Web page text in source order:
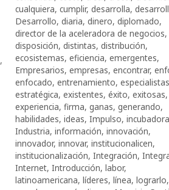
,
cualquiera, cumplir, desarrolla,
Desarrollo, diaria, dinero, diplomado,
director de la aceleradora de negocios,
disposición, distintas, distribución,
ecosistemas, eficiencia, emergentes,
Empresarios, empresas, encontrar,
enfocado, entrenamiento, especialistas
estratégica, existentes, éxito, exitosas,
experiencia, firma, ganas, generando,
habilidades, ideas, Impulso, incubadora
Industria, información, innovación,
innovador, innovar, institucionalicen,
institucionalización, Integración,
Internet, Introducción, labor,
latinoamericana, líderes, línea, lograrlo,